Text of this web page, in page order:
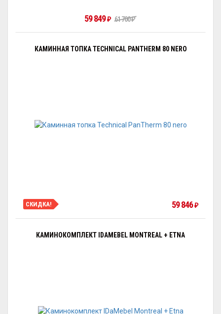
59 849 ₽ 61 700₽
КАМИННАЯ ТОПКА TECHNICAL PANTHERM 80 NERO
СКИДКА! 59 846 ₽
КАМИНОКОМПЛЕКТ IDAMEBEL MONTREAL + ETNA